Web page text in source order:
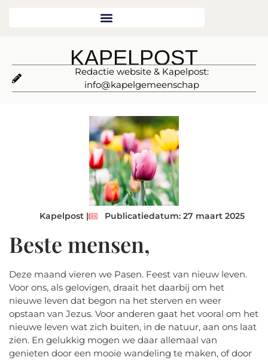
KAPELPOST
Redactie website & Kapelpost:
info@kapelgemeenschap
Kapelpost | Publicatiedatum: 27 maart 2025
Beste mensen,
Deze maand vieren we Pasen. Feest van nieuw leven.
Voor ons, als gelovigen, draait het daarbij om het
nieuwe leven dat begon na het sterven en weer
opstaan van Jezus. Voor anderen gaat het vooral om het
nieuwe leven wat zich buiten, in de natuur, aan ons laat
zien. En gelukkig mogen we daar allemaal van
genieten door een mooie wandeling te maken, of door